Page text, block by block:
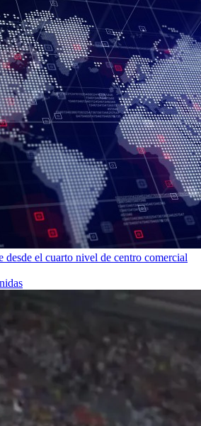
el cuarto nivel de centro comercial